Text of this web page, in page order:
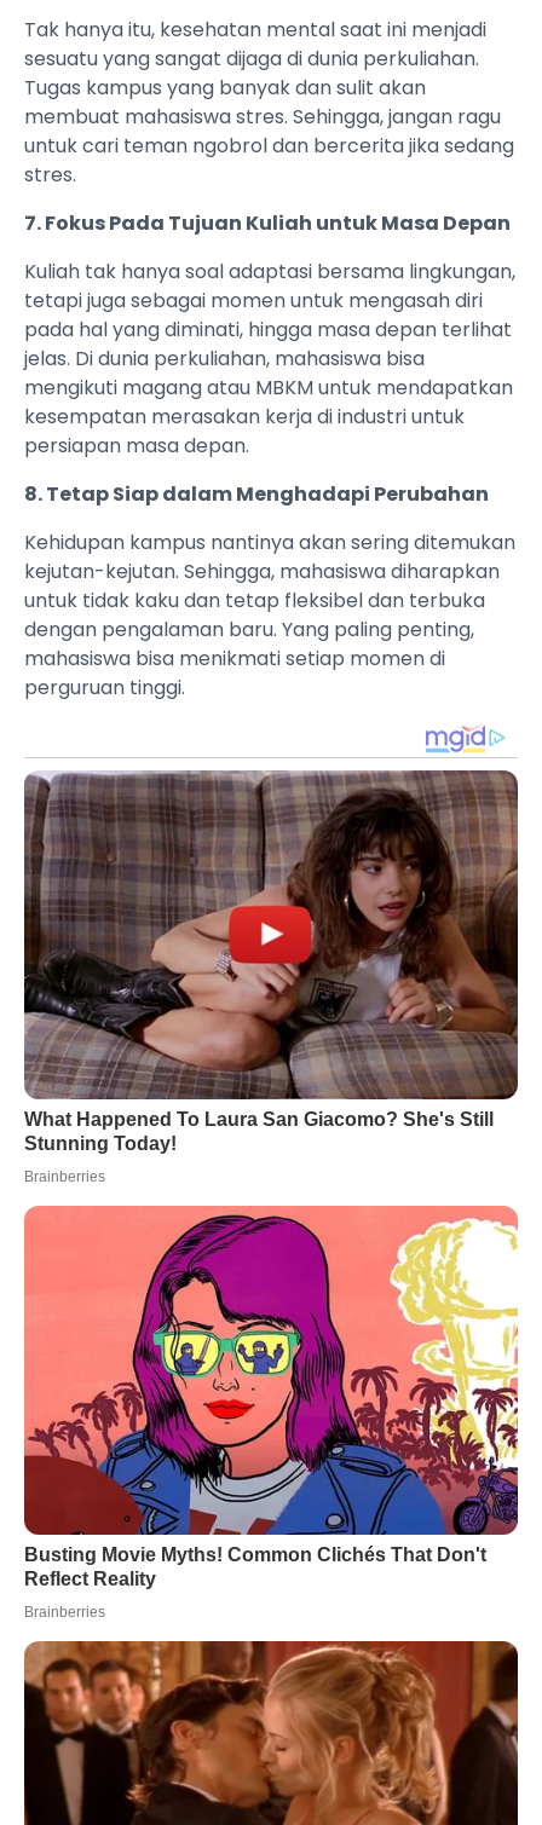
Tak hanya itu, kesehatan mental saat ini menjadi
sesuatu yang sangat dijaga di dunia perkuliahan.
Tugas kampus yang banyak dan sulit akan
membuat mahasiswa stres. Sehingga, jangan ragu
untuk cari teman ngobrol dan bercerita jika sedang
stres.
7. Fokus Pada Tujuan Kuliah untuk Masa Depan
Kuliah tak hanya soal adaptasi bersama lingkungan,
tetapi juga sebagai momen untuk mengasah diri
pada hal yang diminati, hingga masa depan terlihat
jelas. Di dunia perkuliahan, mahasiswa bisa
mengikuti magang atau MBKM untuk mendapatkan
kesempatan merasakan kerja di industri untuk
persiapan masa depan.
8. Tetap Siap dalam Menghadapi Perubahan
Kehidupan kampus nantinya akan sering ditemukan
kejutan-kejutan. Sehingga, mahasiswa diharapkan
untuk tidak kaku dan tetap fleksibel dan terbuka
dengan pengalaman baru. Yang paling penting,
mahasiswa bisa menikmati setiap momen di
perguruan tinggi.